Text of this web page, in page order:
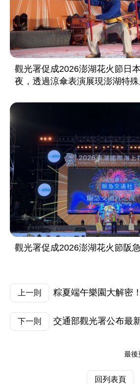
觀光署促成2026澎湖花火節日
夜，透過涼傘表演展現澎湖特
觀光署促成2026澎湖花火節阪
上一則 粽夏端午樂園大解密！ 全臺主題樂園祭「對號5元、
下一則 交通部觀光署公布最新旅行業營運狀況，並呼
最後
回列表頁